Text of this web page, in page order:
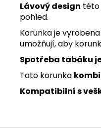
Lávový design této
pohled.
Korunka je vyrobena
umožňují, aby
Spotřeba tabáku
Tato korunka
Kompatibilní s